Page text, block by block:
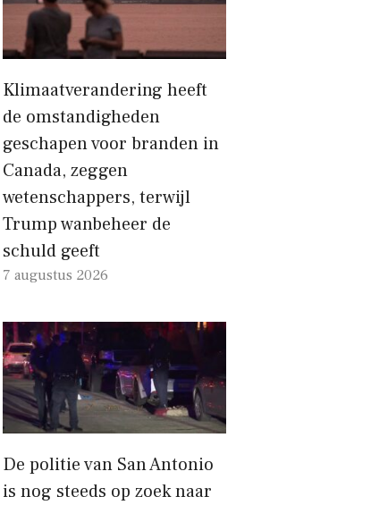
Klimaatverandering heeft
de omstandigheden
geschapen voor branden in
Canada, zeggen
wetenschappers, terwijl
Trump wanbeheer de
schuld geeft
7 augustus 2026
De politie van San Antonio
is nog steeds op zoek naar